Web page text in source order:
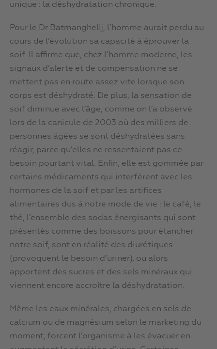
unique : la déshydratation chronique.
Pour le Dr Batmanghelij, l’homme aurait perdu au
cours de l’évolution sa capacité à éprouver la
soif. Il affirme que, chez l’homme moderne, les
signaux d’alerte et de compensation ne se
mettent pas en route assez vite lorsque son
corps est déshydraté. De plus, la sensation de
soif diminue avec l’âge, comme on l’a observé
lors de la canicule de 2003 où des milliers de
personnes âgées se sont déshydratées sans
réagir, parce qu’elles ne ressentaient pas ce
besoin pourtant vital. Enfin, elle est gommée par
certains médicaments qui interfèrent avec les
hormones de la soif et par les artifices
alimentaires dus à notre mode de vie : le café, le
thé, l’ensemble des sodas énergisants qui sont
présentés comme des boissons pour étancher
notre soif, sont en réalité des diurétiques
(provoquent le besoin d’uriner), ou alors
apportent des sucres et des sels minéraux qui
viennent encore accroître la déshydratation.
Même les eaux minérales, chargées en sels de
calcium ou de magnésium selon le marketing du
moment, forcent l’organisme à les évacuer en